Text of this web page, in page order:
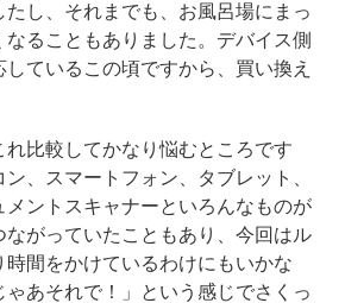
たし、それまでも、お風呂場にまっ
ることもありました。デバイス側
ているこの頃ですから、買い換え
比較してかなり悩むところです
、スマートフォン、タブレット、
メントスキャナーといろんなものが
ながっていたこともあり、今回はル
時間をかけているわけにもいかな
あそれで！」という感じでさくっ